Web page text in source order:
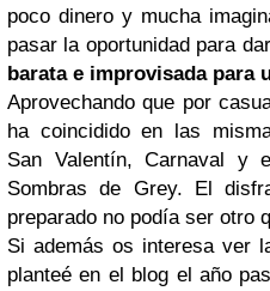
poco dinero y mucha
pasar la oportunidad para
barata e improvisada para
Aprovechando que por
ha coincidido en las
San Valentín, Carnaval y
Sombras de Grey. El
preparado no podía ser otro
Si además os interesa ver
planteé en el blog el año